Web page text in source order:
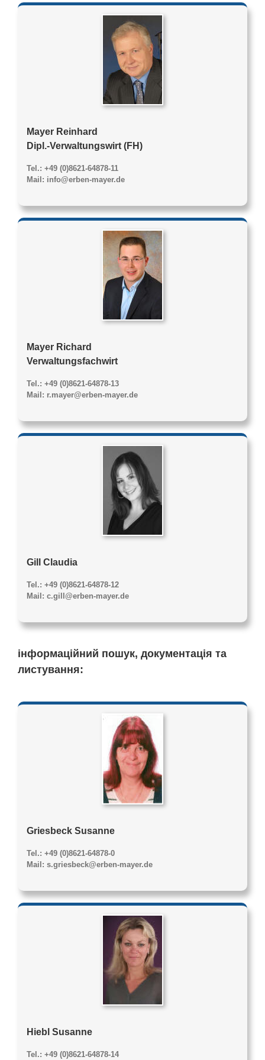
Mayer Reinhard
Dipl.-Verwaltungswirt (FH)
Tel.: +49 (0)8621-64878-11
Mail: info@erben-mayer.de
Mayer Richard
Verwaltungsfachwirt
Tel.: +49 (0)8621-64878-13
Mail: r.mayer@erben-mayer.de
Gill Claudia
Tel.: +49 (0)8621-64878-12
Mail: c.gill@erben-mayer.de
інформаційний пошук, документація та
листування:
Griesbeck Susanne
Tel.: +49 (0)8621-64878-0
Mail: s.griesbeck@erben-mayer.de
Hiebl Susanne
Tel.: +49 (0)8621-64878-14